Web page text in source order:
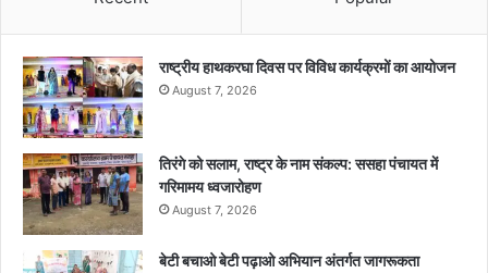
राष्ट्रीय हाथकरघा दिवस पर विविध कार्यक्रमों का आयोजन
August 7, 2026
तिरंगे को सलाम, राष्ट्र के नाम संकल्प: ससहा पंचायत में
गरिमामय ध्वजारोहण
August 7, 2026
बेटी बचाओ बेटी पढ़ाओ अभियान अंतर्गत जागरूकता